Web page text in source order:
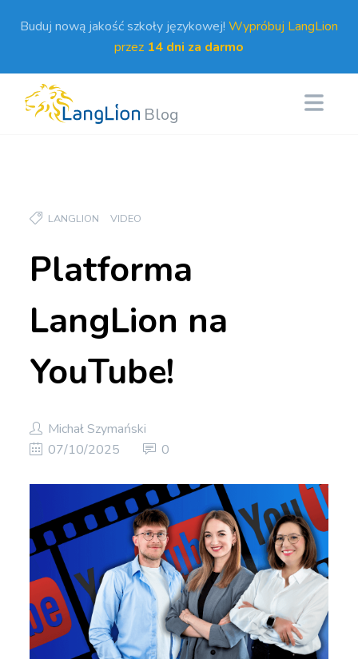
Buduj nową jakość szkoły językowej! Wypróbuj LangLion
przez 14 dni za darmo
Blog
LANGLION VIDEO
Platforma
LangLion na
YouTube!
Michał Szymański
07/10/2025
0